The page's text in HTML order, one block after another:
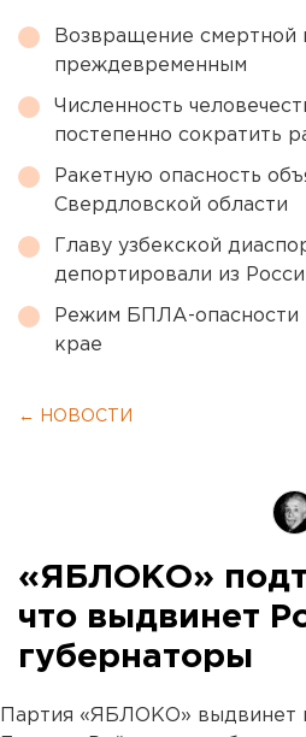
Возвращение смертной
преждевременным
Численность
постепенно сократить
Ракетную опасность
Свердловской области
Главу узбекской
депортировали из
Режим БПЛА-опасности
крае
← НОВОСТИ
«ЯБЛОКО»
что выдвинет
губернаторы
Партия «ЯБЛОКО» выдвинет